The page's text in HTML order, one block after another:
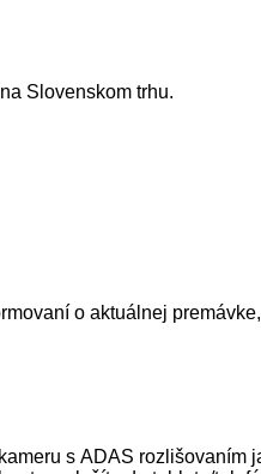
Slovenskom trhu.
o aktuálnej
s ADAS rozlišovaním